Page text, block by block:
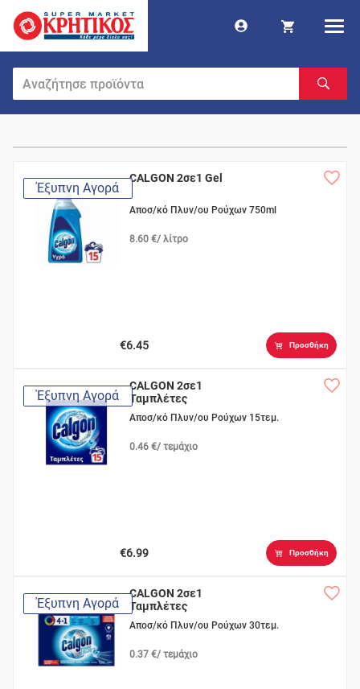
Έξυπνη Αγορά
CALGON 2σε1 Gel
Αποσ/κό Πλυν/ου Ρούχων 750ml
8.60 €/ λίτρο
€6.45 Προσθήκη
Έξυπνη Αγορά
CALGON 2σε1
Ταμπλέτες
Αποσ/κό Πλυν/ου Ρούχων 15τεμ.
0.46 €/ τεμάχιο
€6.99 Προσθήκη
Έξυπνη Αγορά
CALGON 2σε1
Ταμπλέτες
Αποσ/κό Πλυν/ου Ρούχων 30τεμ.
0.37 €/ τεμάχιο